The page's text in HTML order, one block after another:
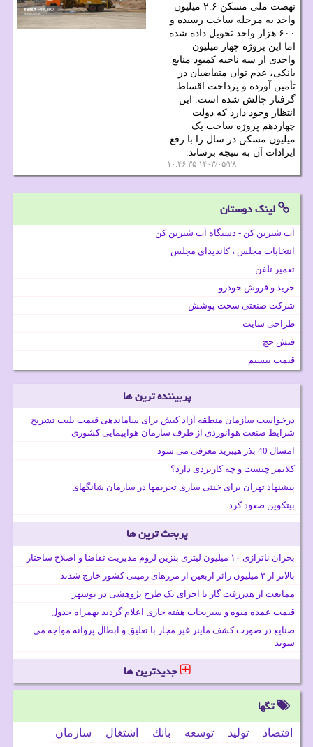
نهضت ملی مسکن ۲.۶ میلیون
واحد به مرحله ساخت رسیده و
۶۰۰ هزار واحد تحویل داده شده
اما این پروژه چهار میلیون
واحدی از سه ناحیه کمبود منابع
بانکی، عدم توان متقاضیان در
تأمین آورده و پرداخت اقساط
گرفتار چالش شده است. این
انتظار وجود دارد که دولت
چهاردهم پروژه ساخت یک
میلیون مسکن در سال را با رفع
ایرادات آن به نتیجه برساند.
۱۴۰۳/۰۵/۲۸ ۱۰:۴۶:۳۵
لینک دوستان
آب شیرین کن - دستگاه آب شیرین کن
انتخابات مجلس ، کاندیدای مجلس
تعمیر تلفن
خرید و فروش خودرو
شرکت صنعتی سخت پوشش
طراحی سایت
فیش حج
قیمت بیسیم
پربیننده ترین ها
درخواست سازمان منطقه آزاد کیش برای ساماندهی قیمت بلیت تشریح
شرایط صنعت هوانوردی از طرف سازمان هواپیمایی کشوری
امسال 40 بذر هیبرید معرفی می شود
کلایمر چیست و چه کاربردی دارد؟
پیشنهاد تهران برای خنثی سازی تحریمها در سازمان شانگهای
بیتکوین صعود کرد
پربحث ترین ها
بحران ناترازی ۱۰ میلیون لیتری بنزین لزوم مدیریت تقاضا و اصلاح ساختار
بالاتر از ۳ میلیون زائر اربعین از مرزهای زمینی کشور خارج شدند
ممانعت از هدررفت گاز با اجرای یک طرح پژوهشی در بوشهر
قیمت عمده میوه و سبزیجات هفته جاری اعلام گردید بهمراه جدول
صنایع در صورت کشف ماینر غیر مجاز با تعلیق و ابطال پروانه مواجه می
شوند
جدیدترین ها
تگها
اقتصاد تولید توسعه بانك اشتغال سازمان